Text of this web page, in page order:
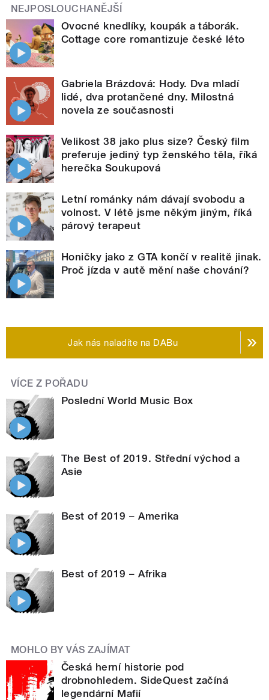
NEJPOSLOUCHANĚJŠÍ
Ovocné knedlíky, koupák a táborák.
Cottage core romantizuje české léto
Gabriela Brázdová: Hody. Dva mladí
lidé, dva protančené dny. Milostná
novela ze současnosti
Velikost 38 jako plus size? Český film
preferuje jediný typ ženského těla, říká
herečka Soukupová
Letní románky nám dávají svobodu a
volnost. V létě jsme někým jiným, říká
párový terapeut
Honičky jako z GTA končí v realitě jinak.
Proč jízda v autě mění naše chování?
Jak nás naladíte na DABu
VÍCE Z POŘADU
Poslední World Music Box
The Best of 2019. Střední východ a
Asie
Best of 2019 – Amerika
Best of 2019 – Afrika
MOHLO BY VÁS ZAJÍMAT
Česká herní historie pod
drobnohledem. SideQuest začíná
legendární Mafií